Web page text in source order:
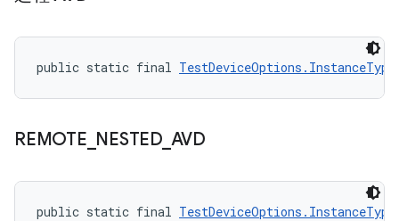
public static final TestDeviceOptions.InstanceType
REMOTE NESTED_ AVD
public static final TestDeviceOptions.InstanceType